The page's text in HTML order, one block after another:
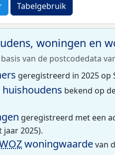
Tabelgebruik
woningen en
van de postcodedata
geregistreerd in 2025 op
huishoudens bekend op
geregistreerd met een
2025).
woningwaardevan